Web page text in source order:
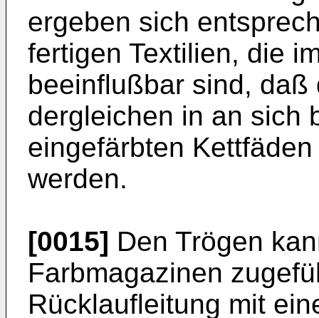
ergeben sich
fertigen Textilien, die
beeinflußbar sind, daß
dergleichen in an sich
eingefärbten
werden.
[0015] Den Trögen
Farbmagazinen
Rücklaufleitung mit